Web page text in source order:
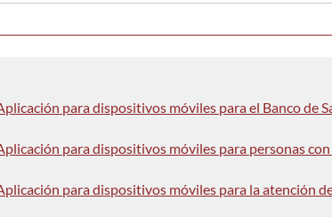
para dispositivos móviles para el Banco de
para dispositivos móviles para personas
para dispositivos móviles para la atención